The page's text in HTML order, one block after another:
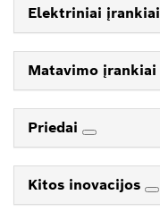
Elektriniai įrankiai
Matavimo įrankiai
Priedai
Kitos inovacijos